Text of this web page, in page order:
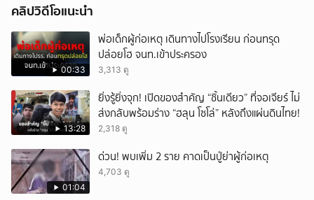
คลิปวิดีโอแนะนำ
00:33
พ่อเด็กผู้ก่อเหตุ เดินทางไปโรงเรียน ก่อนทรุด
ปล่อยโฮ จนท.เข้าประครอง
3,313 ดู
13:28
ยิ่งรู้ยิ่งจุก! เปิดของสำคัญ “ชิ้นเดียว” ที่จอเจียร์ ไม่
ส่งกลับพร้อมร่าง “ฮลุน โซโล่” หลังถึงแผ่นดินไทย!
2,318 ดู
01:04
ด่วน! พบเพิ่ม 2 ราย คาดเป็นปู่ย่าผู้ก่อเหตุ
4,703 ดู